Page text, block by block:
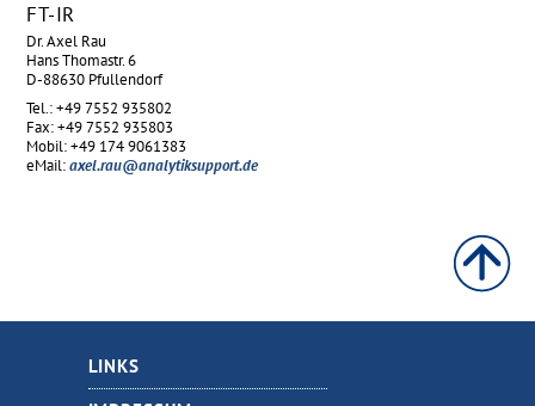
FT-IR
Dr. Axel Rau
Hans Thomastr. 6
D-88630 Pfullendorf
Tel.: +49 7552 935802
Fax: +49 7552 935803
Mobil: +49 174 9061383
eMail:axel.rau@analytiksupport.de
LINKS